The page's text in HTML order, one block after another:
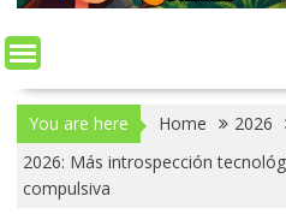
You are here Home 2026
2026: Más introspección
compulsiva